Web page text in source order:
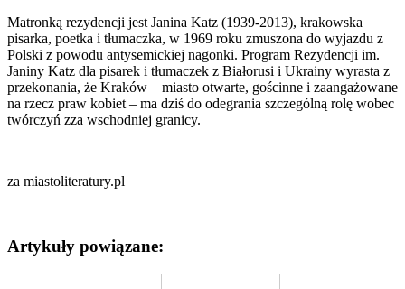
Matronką rezydencji jest Janina Katz (1939-2013), krakowska
pisarka, poetka i tłumaczka, w 1969 roku zmuszona do wyjazdu z
Polski z powodu antysemickiej nagonki. Program Rezydencji im.
Janiny Katz dla pisarek i tłumaczek z Białorusi i Ukrainy wyrasta z
przekonania, że Kraków – miasto otwarte, gościnne i zaangażowane
na rzecz praw kobiet – ma dziś do odegrania szczególną rolę wobec
twórczyń zza wschodniej granicy.
za miastoliteratury.pl
Artykuły powiązane: